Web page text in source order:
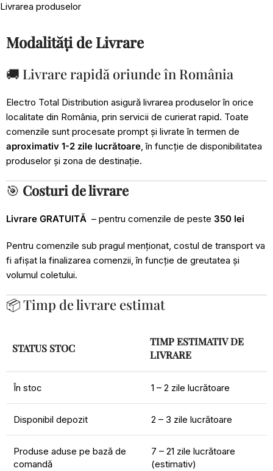
Livrarea produselor
Modalități de Livrare
🚚 Livrare rapidă oriunde în România
Electro Total Distribution asigură livrarea produselor în orice
localitate din România, prin servicii de curierat rapid. Toate
comenzile sunt procesate prompt și livrate în termen de
aproximativ 1-2 zile lucrătoare, în funcție de disponibilitatea
produselor și zona de destinație.
🎯 Costuri de livrare
Livrare GRATUITĂ – pentru comenzile de peste 350 lei
Pentru comenzile sub pragul menționat, costul de transport va
fi afișat la finalizarea comenzii, în funcție de greutatea și
volumul coletului.
📦 Timp de livrare estimat
STATUS STOC
TIMP ESTIMATIV DE
LIVRARE
În stoc 1 – 2 zile lucrătoare
Disponibil depozit 2 – 3 zile lucrătoare
Produse aduse pe bază de
comandă
7 – 21 zile lucrătoare
(estimativ)